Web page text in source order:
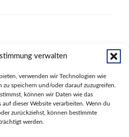
verwalten
verwenden wir Technologien wie
speichern und/oder darauf zuzugreifen.
können wir Daten wie das
dieser Website verarbeiten. Wenn du
zurückziehst, können bestimmte
werden.
liegt ein Raum – und in